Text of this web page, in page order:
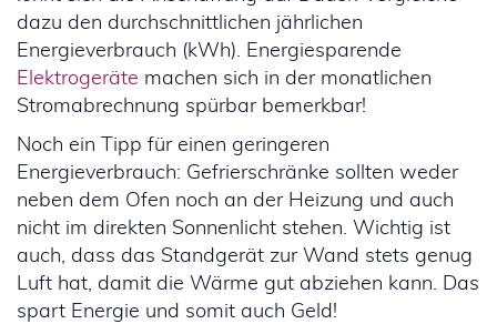
dazu den durchschnittlichen jährlichen
Energieverbrauch (kWh). Energiesparende
Elektrogeräte machen sich in der monatlichen
Stromabrechnung spürbar bemerkbar!
Noch ein Tipp für einen geringeren
Energieverbrauch: Gefrierschränke sollten weder
neben dem Ofen noch an der Heizung und auch
nicht im direkten Sonnenlicht stehen. Wichtig ist
auch, dass das Standgerät zur Wand stets genug
Luft hat, damit die Wärme gut abziehen kann. Das
spart Energie und somit auch Geld!